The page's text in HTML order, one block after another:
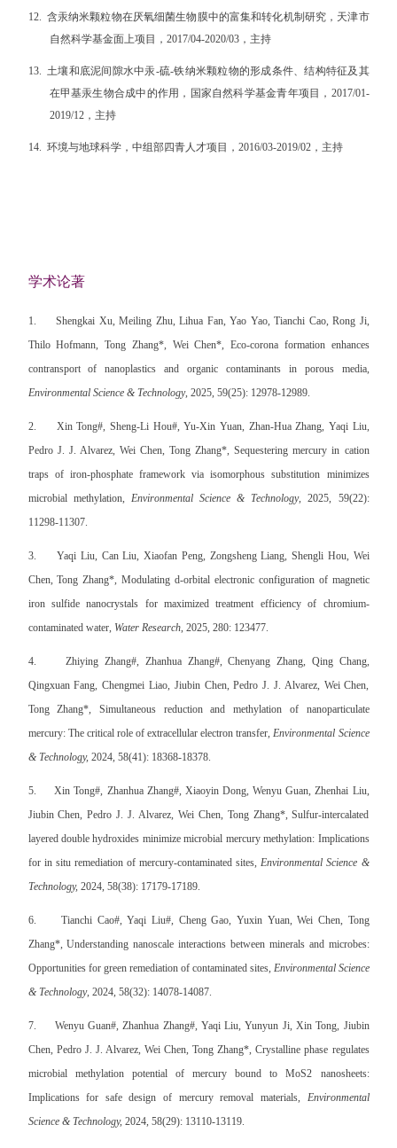
12. 含汞纳米颗粒物在厌氧细菌生物膜中的富集和转化机制研究，天津市
自然科学基金面上项目，2017/04-2020/03，主持
13. 土壤和底泥间隙水中汞-硫-铁纳米颗粒物的形成条件、结构特征及其
在甲基汞生物合成中的作用，国家自然科学基金青年项目，2017/01-
2019/12，主持
14. 环境与地球科学，中组部四青人才项目，2016/03-2019/02，主持
学术论著
1. Shengkai Xu, Meiling Zhu, Lihua Fan, Yao Yao, Tianchi Cao, Rong Ji,
Thilo Hofmann, Tong Zhang*, Wei Chen*, Eco-corona formation enhances
contransport of nanoplastics and organic contaminants in porous media,
Environmental Science & Technology, 2025, 59(25): 12978-12989.
2. Xin Tong#, Sheng-Li Hou#, Yu-Xin Yuan, Zhan-Hua Zhang, Yaqi Liu,
Pedro J. J. Alvarez, Wei Chen, Tong Zhang*, Sequestering mercury in cation
traps of iron-phosphate framework via isomorphous substitution minimizes
microbial methylation, Environmental Science & Technology, 2025, 59(22):
11298-11307.
3.Yaqi Liu, Can Liu, Xiaofan Peng, Zongsheng Liang, Shengli Hou, Wei
Chen, Tong Zhang*, Modulating d-orbital electronic configuration of magnetic
iron sulfide nanocrystals for maximized treatment efficiency of chromium-
contaminated water, Water Research, 2025, 280: 123477.
4.Zhiying Zhang#, Zhanhua Zhang#, Chenyang Zhang, Qing Chang,
Qingxuan Fang, Chengmei Liao, Jiubin Chen, Pedro J. J. Alvarez, Wei Chen,
Tong Zhang*, Simultaneous reduction and methylation of nanoparticulate
mercury: The critical role of extracellular electron transfer,Environmental Science
& Technology, 2024, 58(41): 18368-18378.
5.Xin Tong#, Zhanhua Zhang#, Xiaoyin Dong, Wenyu Guan, Zhenhai Liu,
Jiubin Chen, Pedro J. J. Alvarez, Wei Chen, Tong Zhang*, Sulfur-intercalated
layered double hydroxides minimize microbial mercury methylation: Implications
for in situ remediation of mercury-contaminated sites,Environmental Science &
Technology, 2024, 58(38): 17179-17189.
6. Tianchi Cao#, Yaqi Liu#, Cheng Gao, Yuxin Yuan, Wei Chen, Tong
Zhang*, Understanding nanoscale interactions between minerals and microbes:
Opportunities for green remediation of contaminated sites, Environmental Science
& Technology, 2024, 58(32): 14078-14087.
7. Wenyu Guan#, Zhanhua Zhang#, Yaqi Liu, Yunyun Ji, Xin Tong, Jiubin
Chen, Pedro J. J. Alvarez, Wei Chen, Tong Zhang*, Crystalline phase regulates
microbial methylation potential of mercury bound to MoS2 nanosheets:
Implications for safe design of mercury removal materials, Environmental
Science & Technology, 2024, 58(29): 13110-13119.